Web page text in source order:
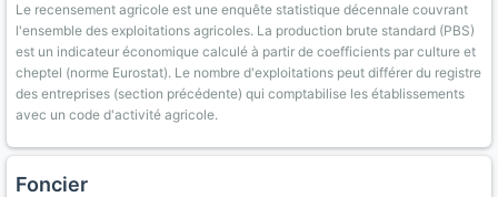
Le recensement agricole est une enquête statistique décennale couvrant
l'ensemble des exploitations agricoles. La production brute standard (PBS)
est un indicateur économique calculé à partir de coefficients par culture et
cheptel (norme Eurostat). Le nombre d'exploitations peut différer du registre
des entreprises (section précédente) qui comptabilise les établissements
avec un code d'activité agricole.
Foncier